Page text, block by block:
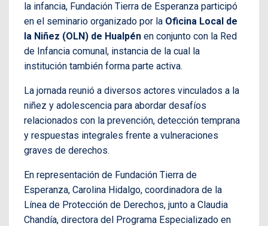
la infancia, Fundación Tierra de Esperanza participó
en el seminario organizado por la Oficina Local de
la Niñez (OLN) de Hualpén en conjunto con la Red
de Infancia comunal, instancia de la cual la
institución también forma parte activa.
La jornada reunió a diversos actores vinculados a la
niñez y adolescencia para abordar desafíos
relacionados con la prevención, detección temprana
y respuestas integrales frente a vulneraciones
graves de derechos.
En representación de Fundación Tierra de
Esperanza, Carolina Hidalgo, coordinadora de la
Línea de Protección de Derechos, junto a Claudia
Chandía, directora del Programa Especializado en